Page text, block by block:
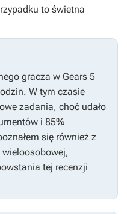
to świetna
gracza w Gears 5
W tym czasie
zadania, choć udało
i 85%
się również z
tej recenzji